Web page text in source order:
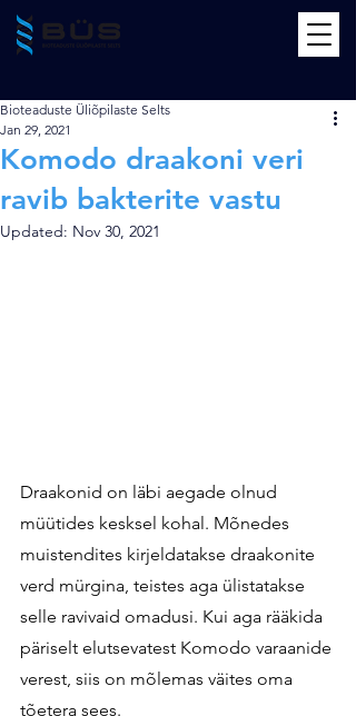
Komodo draakoni veri
ravib bakterite vastu
Bioteaduste Üliõpilaste Selts
Jan 29, 2021
Updated: Nov 30, 2021
Draakonid on läbi aegade olnud
müütides kesksel kohal. Mõnedes
muistendites kirjeldatakse draakonite
verd mürgina, teistes aga ülistatakse
selle ravivaid omadusi. Kui aga rääkida
päriselt elutsevatest Komodo varaanide
verest, siis on mõlemas väites oma
tõetera sees.